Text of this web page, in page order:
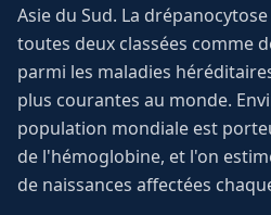
Asie du Sud. La
toutes deux classées comme
parmi les maladies
plus courantes au monde.
population mondiale est
de l'hémoglobine, et l'on
de naissances affectées